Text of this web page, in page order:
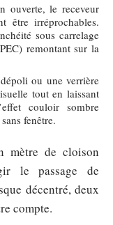
ouverte, le receveur
être irréprochables.
sous carrelage
remontant sur la
ou une verrière
tout en laissant
couloir sombre
fenêtre.
mètre de cloison
le passage de
décentré, deux
compte.